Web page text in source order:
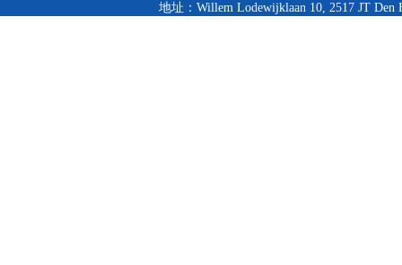
地址：Willem Lodewijklaan 10, 2517 JT Den